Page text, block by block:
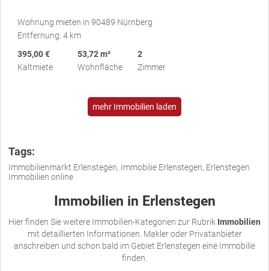
Wohnung mieten in 90489 Nürnberg
Entfernung: 4 km
395,00 €
Kaltmiete
53,72 m²
Wohnfläche
2
Zimmer
mehr Immobilien laden
Tags:
Immobilienmarkt Erlenstegen, Immobilie Erlenstegen, Erlenstegen
Immobilien online
Immobilien in Erlenstegen
Hier finden Sie weitere Immobilien-Kategorien zur Rubrik Immobilien
mit detaillierten Informationen. Makler oder Privatanbieter
anschreiben und schon bald im Gebiet Erlenstegen eine Immobilie
finden.